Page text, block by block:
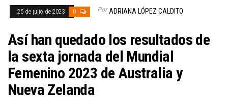
25 de julio de 2023 0 Por ADRIANA LÓPEZ CALDITO
Así han quedado los resultados de
la sexta jornada del Mundial
Femenino 2023 de Australia y
Nueva Zelanda